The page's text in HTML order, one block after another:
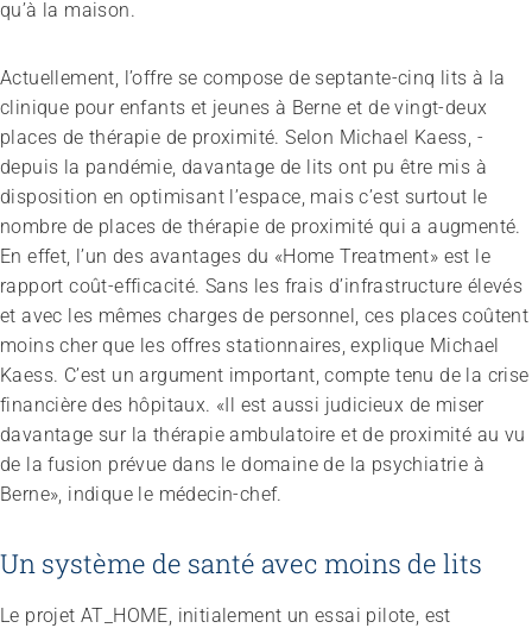
qu’à la maison.
Actuellement, l’offre se compose de septante-cinq lits à la
clinique pour enfants et jeunes à Berne et de vingt-deux
places de thérapie de proximité. Selon Michael Kaess, ­
depuis la pandémie, davantage de lits ont pu être mis à
disposition en optimisant l’espace, mais c’est surtout le
nombre de places de thérapie de proximité qui a augmenté.
En effet, l’un des avantages du «Home Treatment» est le
rapport coût-efficacité. Sans les frais d’infrastructure élevés
et avec les mêmes charges de personnel, ces places coûtent
moins cher que les offres stationnaires, explique Michael
Kaess. C’est un argument important, compte tenu de la crise
financière des hôpitaux. «Il est aussi judicieux de miser
davantage sur la thérapie ambulatoire et de proximité au vu
de la fusion prévue dans le domaine de la psychiatrie à
Berne», indique le médecin-chef.
Un système de santé avec moins de lits
Le projet AT_HOME, initialement un essai pilote, est